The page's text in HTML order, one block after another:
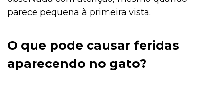
parece pequena à primeira vista.
O que pode causar feridas
aparecendo no gato?